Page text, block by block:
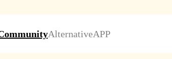
AlternativeAPP